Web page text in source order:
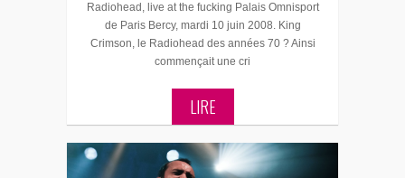
Radiohead, live at the fucking Palais Omnisport
de Paris Bercy, mardi 10 juin 2008. King
Crimson, le Radiohead des années 70 ? Ainsi
commençait une cri
LIRE